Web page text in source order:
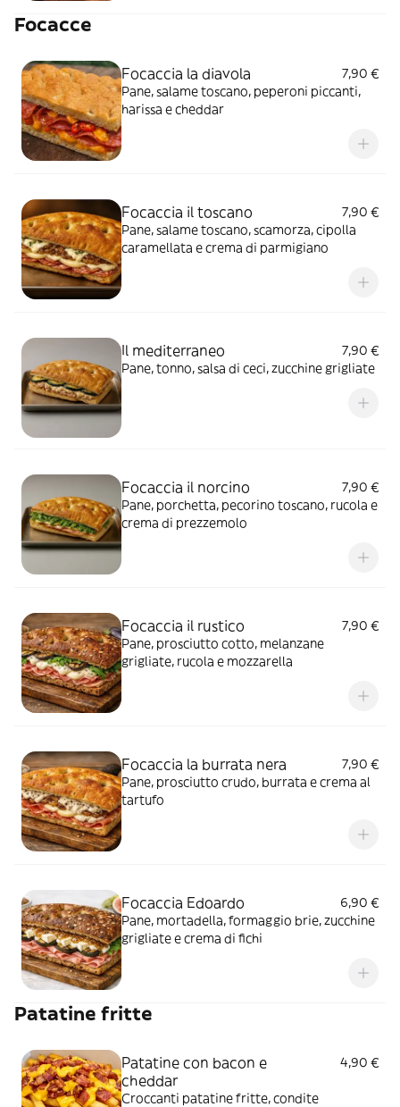
Focacce
Focaccia la diavola
7,90 €
Pane, salame toscano, peperoni piccanti,
harissa e cheddar
Focaccia il toscano
7,90 €
Pane, salame toscano, scamorza, cipolla
caramellata e crema di parmigiano
Il mediterraneo
7,90 €
Pane, tonno, salsa di ceci, zucchine grigliate
Focaccia il norcino
7,90 €
Pane, porchetta, pecorino toscano, rucola e
crema di prezzemolo
Focaccia il rustico
7,90 €
Pane, prosciutto cotto, melanzane
grigliate, rucola e mozzarella
Focaccia la burrata nera
7,90 €
Pane, prosciutto crudo, burrata e crema al
tartufo
Focaccia Edoardo
6,90 €
Pane, mortadella, formaggio brie, zucchine
grigliate e crema di fichi
Patatine fritte
Patatine con bacon e
cheddar
4,90 €
Croccanti patatine fritte, condite